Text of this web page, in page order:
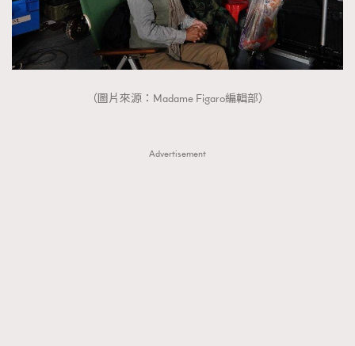
（圖片來源：Madame Figaro編輯部）
Advertisement